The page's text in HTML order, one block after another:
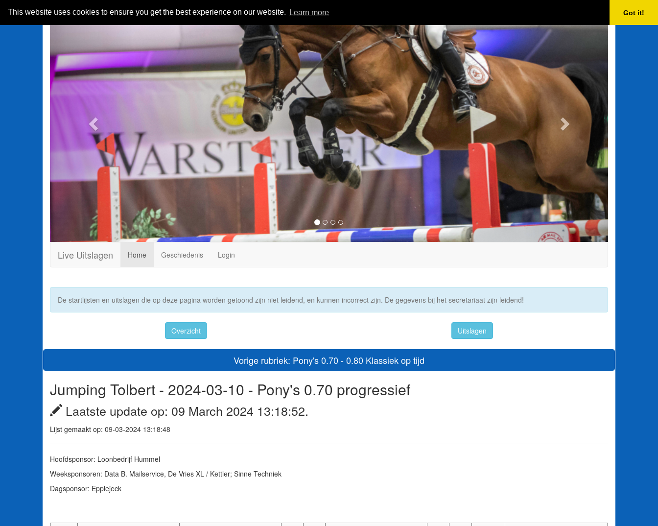
This website uses cookies to ensure you get the best experience on our website. Learn more Got it!
Previous
Live Uitslagen Home Geschiedenis Login
De startlijsten en uitslagen die op deze pagina worden getoond zijn niet leidend, en kunnen incorrect zijn. De gegevens bij het secretariaat zijn leidend!
Overzicht Uitslagen
Vorige rubriek: Pony's 0.70 - 0.80 Klassiek op tijd
Jumping Tolbert - 2024-03-10 - Pony's 0.70 progressief
Laatste update op: 09 March 2024 13:18:52.
Lijst gemaakt op: 09-03-2024 13:18:48
Hoofdsponsor: Loonbedrijf Hummel
Weeksponsoren: Data B. Mailservice, De Vries XL / Kettler; Sinne Techniek
Dagsponsor: Epplejeck